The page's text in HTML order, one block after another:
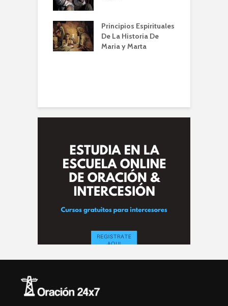
Principios Espirituales
De La Historia De
Maria y Marta